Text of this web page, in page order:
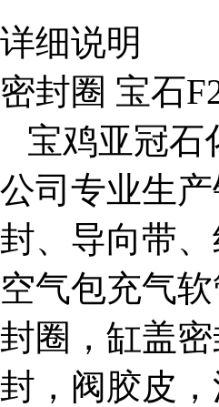
详细说明
密封圈 宝石
宝鸡亚冠石
公司专业生
封、导向带
空气包充气
封圈，缸盖
封，阀胶皮